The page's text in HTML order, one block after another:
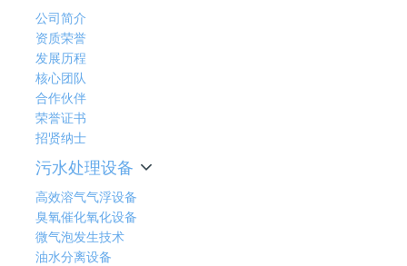
公司简介
资质荣誉
发展历程
核心团队
合作伙伴
荣誉证书
招贤纳士
污水处理设备
高效溶气气浮设备
臭氧催化氧化设备
微气泡发生技术
油水分离设备